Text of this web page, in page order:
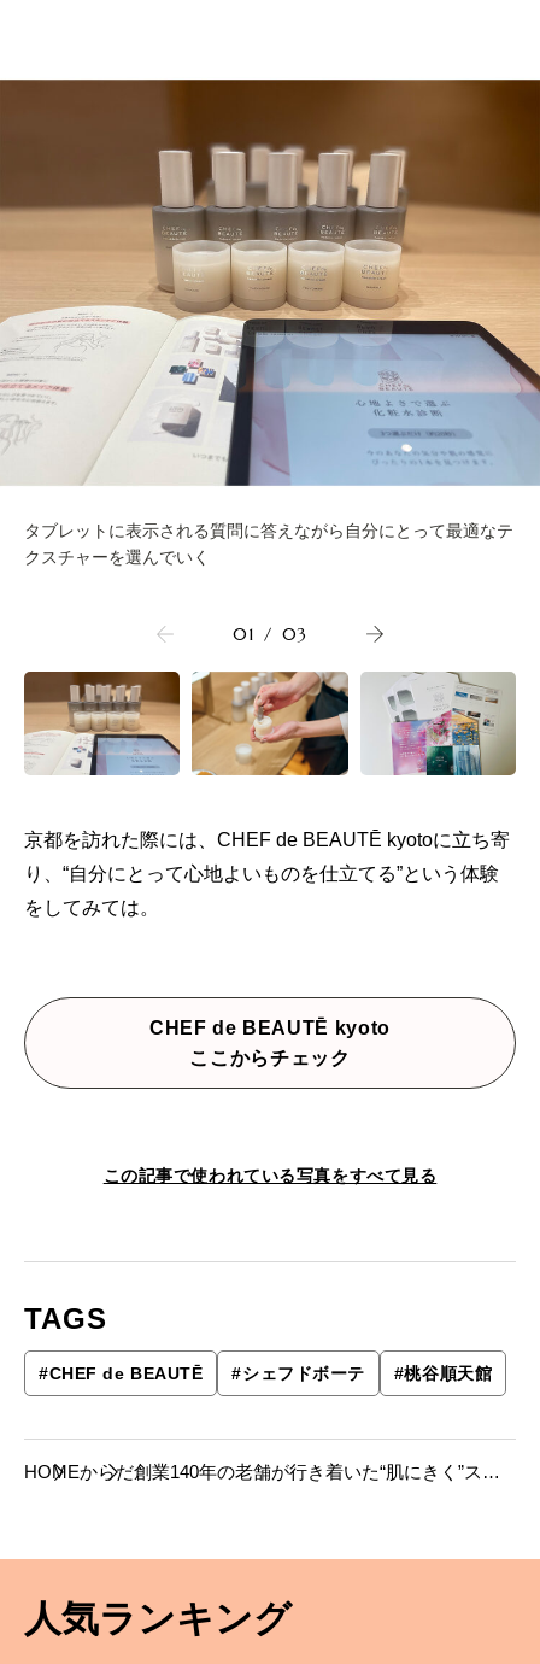
タブレットに表示される質問に答えながら自分にとって最適なテ
クスチャーを選んでいく
01 / 03
京都を訪れた際には、CHEF de BEAUTĒ kyotoに立ち寄
り、“自分にとって心地よいものを仕立てる”という体験
をしてみては。
CHEF de BEAUTĒ kyoto
ここからチェック
この記事で使われている写真をすべて見る
TAGS
#CHEF de BEAUTĒ #シェフドボーテ #桃谷順天館
HOMEからだ創業140年の老舗が行き着いた“肌にきく”スキ
人気ランキング